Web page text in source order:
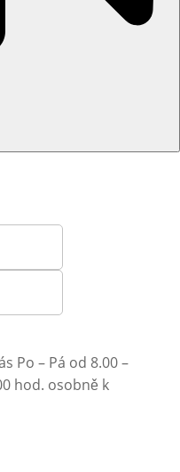
Po – Pá od 8.00 –
hod. osobně k